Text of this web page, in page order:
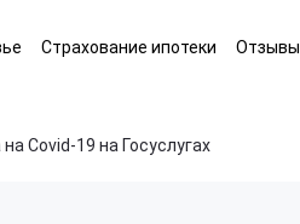
Страхование ипотеки Отзывы
Covid-19 на Госуслугах